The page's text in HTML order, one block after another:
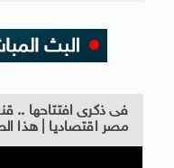
فى ذكرى افتتاحها ..
مصر اقتصاديا | هذا